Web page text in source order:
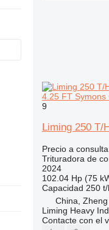
4.25 FT
9
Liming 250 T/
Precio a
Trituradora de
2024
102.04 Hp (75
Capacidad 250
China,
Liming Heavy
Contacte con el